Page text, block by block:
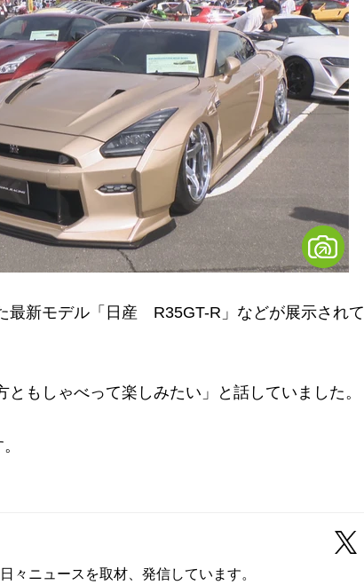
最新モデル「日産 R35GT-R」などが展示されて
もしゃべって楽しみたい」と話していました。
々ニュースを取材、発信しています。